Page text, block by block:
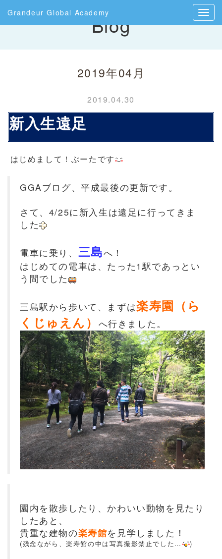
Grandeur Global AcademyBlog
2019年04月
2019.04.30
新入生遠足
はじめまして！ぶーたです
GGAブログ、平成最後の更新です。
さて、4/25に新入生は遠足に行ってきま
した
電車に乗り、 三島へ！
はじめての電車は、たった1駅であっとい
う間でした
三島駅から歩いて、まずは楽寿園（ら
くじゅえん）
へ行きました。
園内を散歩したり、かわいい動物を見たり
したあと、
貴重な建物の楽寿館を見学しました！
(残念ながら、楽寿館の中は写真撮影禁止でした… )